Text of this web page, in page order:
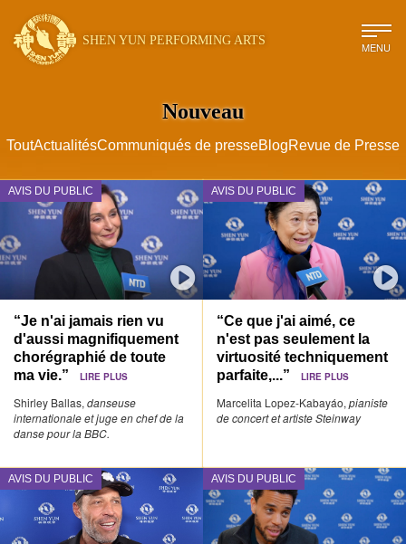
SHEN YUN PERFORMING ARTS MENU
Nouveau
ToutActualitésCommuniqués de presseBlogRevue de Presse
AVIS DU PUBLIC
“Je n'ai jamais rien vu
d'aussi magnifiquement
chorégraphié de toute
ma vie.”
LIRE PLUS
Shirley Ballas, danseuse
internationale et juge en chef de la
danse pour la BBC.
AVIS DU PUBLIC
“Ce que j'ai aimé, ce
n'est pas seulement la
virtuosité techniquement
parfaite,...”LIRE PLUS
Marcelita Lopez-Kabayáo,pianiste
de concert et artiste Steinway
AVIS DU PUBLIC AVIS DU PUBLIC